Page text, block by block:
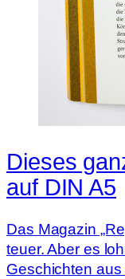
Dieses
auf DIN A5
Das Magazin
teuer. Aber es
Geschichten aus